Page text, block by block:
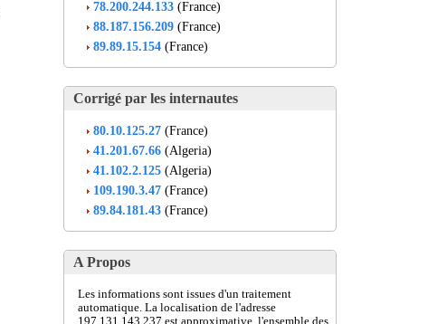
78.200.244.133 (France)
88.187.156.209 (France)
89.89.15.154 (France)
Corrigé par les internautes
80.10.125.27 (France)
41.201.67.66 (Algeria)
41.102.2.125 (Algeria)
109.190.3.47 (France)
89.84.181.43 (France)
A Propos
Les informations sont issues d'un traitement
automatique. La localisation de l'adresse
197.131.143.237 est approximative, l'ensemble des